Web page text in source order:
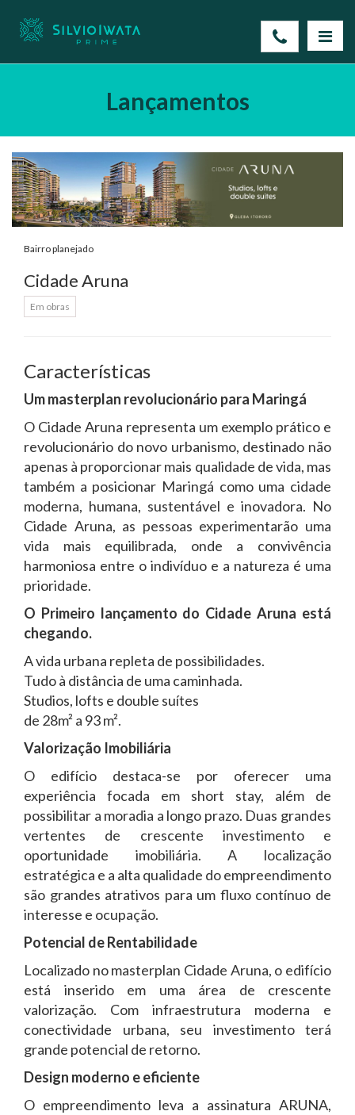
Lançamentos
Bairro planejado
Cidade Aruna
Em obras
Características
Um masterplan revolucionário para Maringá
O Cidade Aruna representa um exemplo prático e
revolucionário do novo urbanismo, destinado não
apenas à proporcionar mais qualidade de vida, mas
também a posicionar Maringá como uma cidade
moderna, humana, sustentável e inovadora. No
Cidade Aruna, as pessoas experimentarão uma
vida mais equilibrada, onde a convivência
harmoniosa entre o indivíduo e a natureza é uma
prioridade.
O Primeiro lançamento do Cidade Aruna está
chegando.
A vida urbana repleta de possibilidades.
Tudo à distância de uma caminhada.
Studios, lofts e double suítes
de 28m² a 93 m².
Valorização Imobiliária
O edifício destaca-se por oferecer uma
experiência focada em short stay, além de
possibilitar a moradia a longo prazo. Duas grandes
vertentes de crescente investimento e
oportunidade imobiliária. A localização
estratégica e a alta qualidade do empreendimento
são grandes atrativos para um fluxo contínuo de
interesse e ocupação.
Potencial de Rentabilidade
Localizado no masterplan Cidade Aruna, o edifício
está inserido em uma área de crescente
valorização. Com infraestrutura moderna e
conectividade urbana, seu investimento terá
grande potencial de retorno.
Design moderno e eficiente
O empreendimento leva a assinatura ARUNA,